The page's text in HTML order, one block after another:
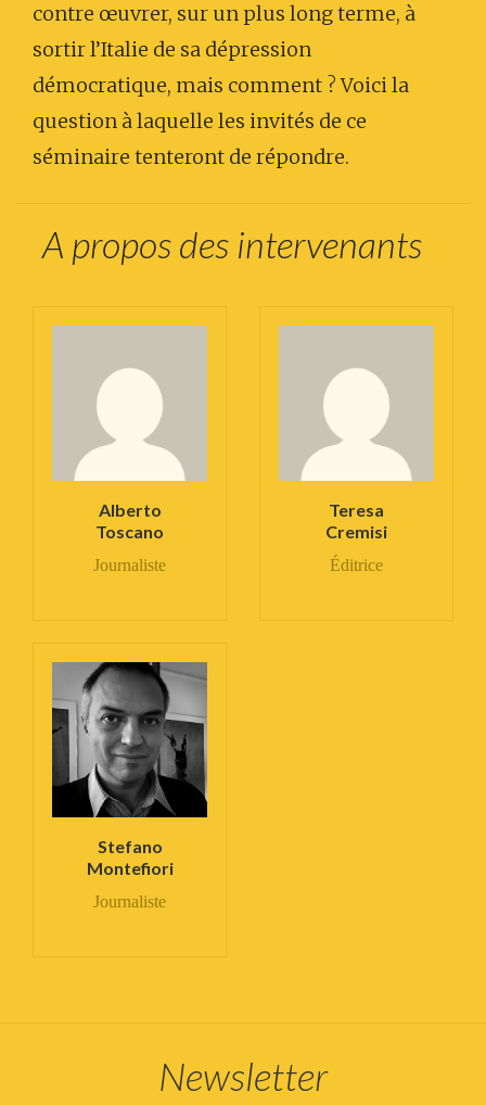
contre œuvrer, sur un plus long terme, à
sortir l’Italie de sa dépression
démocratique, mais comment ? Voici la
question à laquelle les invités de ce
séminaire tenteront de répondre.
A propos des intervenants
Alberto
Toscano
Journaliste
Teresa
Cremisi
Éditrice
Stefano
Montefiori
Journaliste
Newsletter